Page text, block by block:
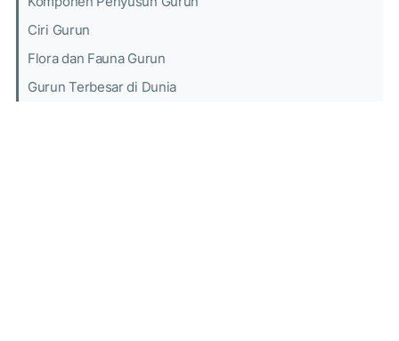
Ciri Gurun
Flora dan Fauna Gurun
Gurun Terbesar di Dunia